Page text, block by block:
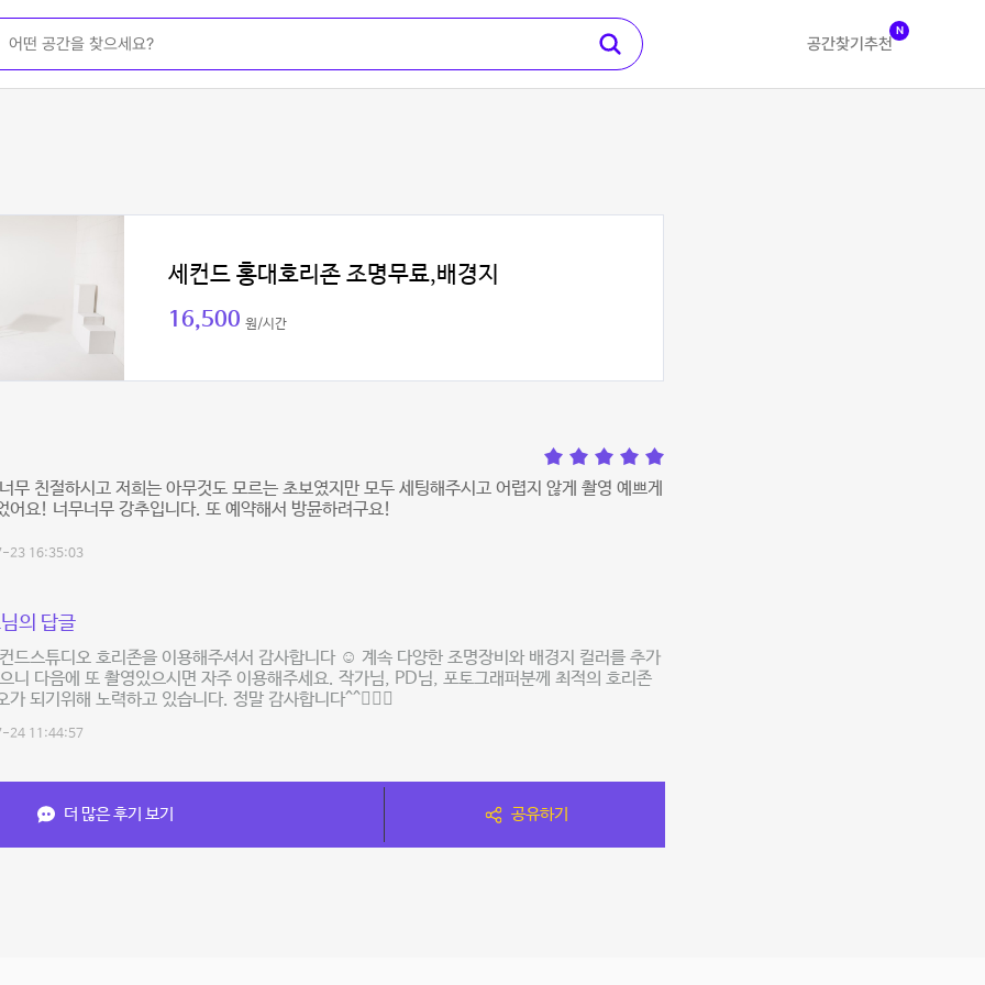
공간찾기 추천
N
세컨드 홍대호리존 조명무료,배경지
16,500 원/시간
무 친절하시고 저희는 아무것도 모르는 초보였지만 모두 세팅해주시고 어렵지 않게 촬영 예쁘게
어요! 너무너무 강추입니다. 또 예약해서 방뮨하려구요!
23 16:35:03
의 답글
드스튜디오 호리존을 이용해주셔서 감사합니다 ☺️ 계속 다양한 조명장비와 배경지 컬러를 추가
니 다음에 또 촬영있으시면 자주 이용해주세요. 작가님, PD님, 포토그래퍼분께 최적의 호리존
가 되기위해 노력하고 있습니다. 정말 감사합니다^^🙇🏻‍♂️
24 11:44:57
더 많은 후기 보기 공유하기